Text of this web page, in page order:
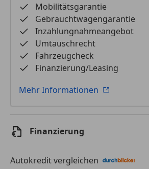
Mobilitätsgarantie
Gebrauchtwagengarantie
Inzahlungnahmeangebot
Umtauschrecht
Fahrzeugcheck
Finanzierung/Leasing
Mehr Informationen
Finanzierung
Autokredit vergleichen